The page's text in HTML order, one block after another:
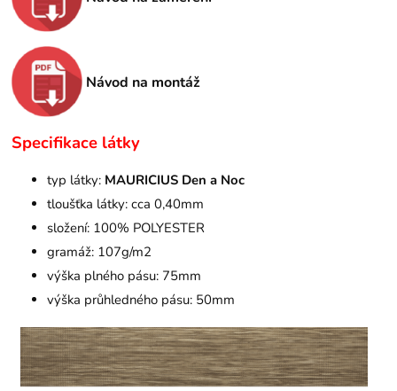
Návod na montáž
Specifikace látky
typ látky: MAURICIUS Den a Noc
tloušťka látky: cca 0,40mm
složení: 100% POLYESTER
gramáž: 107g/m2
výška plného pásu: 75mm
výška průhledného pásu: 50mm